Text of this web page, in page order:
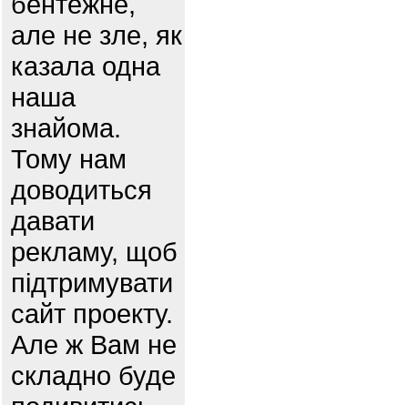
але не зле, як
казала одна
наша
знайома.
Тому нам
доводиться
давати
рекламу, щоб
підтримувати
сайт проекту.
Але ж Вам не
складно буде